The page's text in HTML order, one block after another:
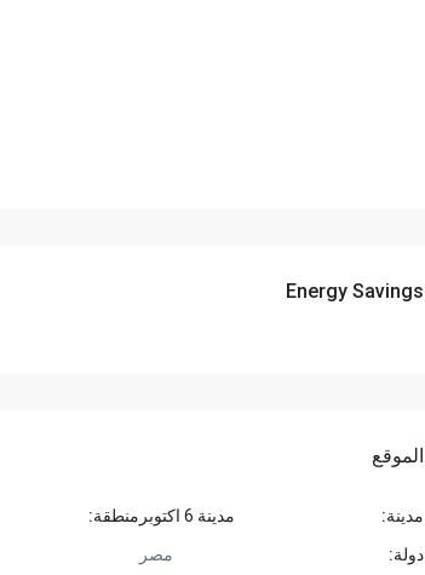
Energy Savings
الموقع
مدينة: مدينة 6 اكتوبر منطقة:
دولة:
مصر